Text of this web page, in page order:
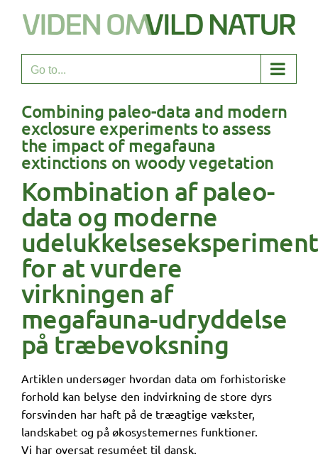
Go to...
Combining paleo-data and modern
exclosure experiments to assess
the impact of megafauna
extinctions on woody vegetation
Kombination af paleo-
data og moderne
for at vurdere
virkningen af
megafauna-udryddelse
på træbevoksning
Artiklen undersøger hvordan data om forhistoriske
forhold kan belyse den indvirkning de store dyrs
forsvinden har haft på de træagtige vækster,
landskabet og på økosystemernes funktioner.
Vi har oversat resuméet til dansk.